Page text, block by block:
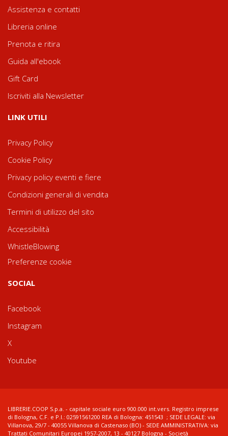
Assistenza e contatti
Libreria online
Prenota e ritira
Guida all'ebook
Gift Card
Iscriviti alla Newsletter
LINK UTILI
Privacy Policy
Cookie Policy
Privacy policy eventi e fiere
Condizioni generali di vendita
Termini di utilizzo del sito
Accessibilità
WhistleBlowing
Preferenze cookie
SOCIAL
Facebook
Instagram
X
Youtube
LIBRERIE.COOP S.p.a. - capitale sociale euro 900.000 int.vers. Registro imprese
di Bologna, C.F. e P.I.: 02591561200 REA di Bologna: 451543 ; SEDE LEGALE: via
Villanova, 29/7 - 40055 Villanova di Castenaso (BO) - SEDE AMMINISTRATIVA: via
Trattati Comunitari Europei 1957-2007, 13 - 40127 Bologna - Società